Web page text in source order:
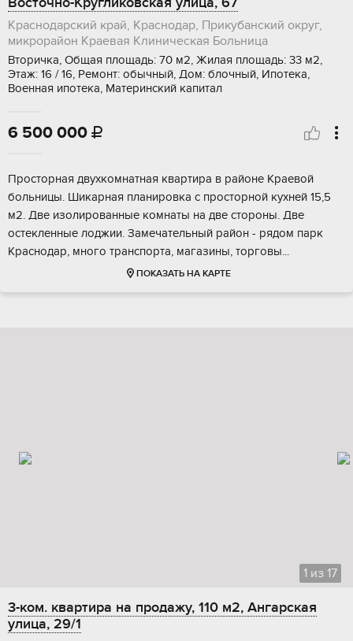
Краснодарский край, Краснодар, Прикубанский округ,
микрорайон Краевая Клиническая Больница
Вторичка, Общая площадь: 70 м2, Жилая площадь: 33 м2,
Этаж: 16 / 16, Ремонт: обычный, Дом: блочный, Ипотека,
Военная ипотека, Материнский капитал
6 500 000 
Просторная двухкомнатная квартира в районе Краевой
больницы. Шикарная планировка с просторной кухней 15,5
м2. Две изолированные комнаты на две стороны. Две
остекленные лоджии. Замечательный район - рядом парк
Краснодар, много транспорта, магазины, торговы...
ПОКАЗАТЬ НА КАРТЕ
1 из 17
3-ком. квартира на продажу, 110 м2, Ангарская
улица, 29/1